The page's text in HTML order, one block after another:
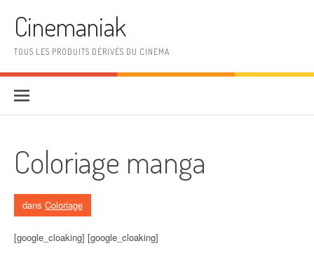
Cinemaniak
TOUS LES PRODUITS DÉRIVÉS DU CINEMA
Coloriage manga
dans Coloriage
[google_cloaking] [google_cloaking]